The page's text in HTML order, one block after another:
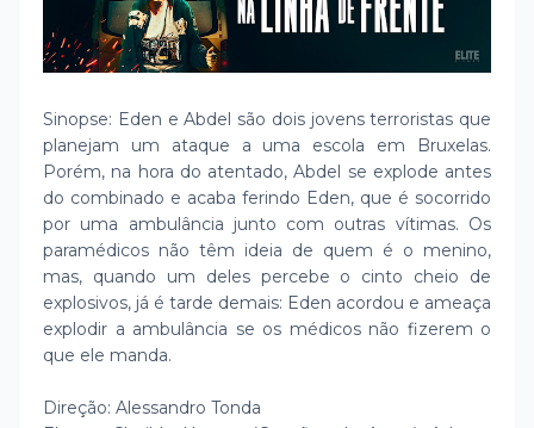
Sinopse: Eden e Abdel são dois jovens terroristas que
planejam um ataque a uma escola em Bruxelas.
Porém, na hora do atentado, Abdel se explode antes
do combinado e acaba ferindo Eden, que é socorrido
por uma ambulância junto com outras vítimas. Os
paramédicos não têm ideia de quem é o menino,
mas, quando um deles percebe o cinto cheio de
explosivos, já é tarde demais: Eden acordou e ameaça
explodir a ambulância se os médicos não fizerem o
que ele manda.
Direção: Alessandro Tonda